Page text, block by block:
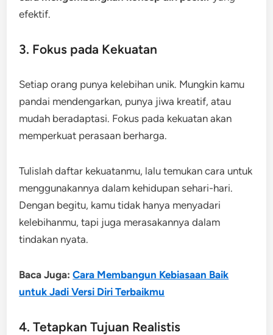
efektif.
3. Fokus pada Kekuatan
Setiap orang punya kelebihan unik. Mungkin kamu
pandai mendengarkan, punya jiwa kreatif, atau
mudah beradaptasi. Fokus pada kekuatan akan
memperkuat perasaan berharga.
Tulislah daftar kekuatanmu, lalu temukan cara untuk
menggunakannya dalam kehidupan sehari-hari.
Dengan begitu, kamu tidak hanya menyadari
kelebihanmu, tapi juga merasakannya dalam
tindakan nyata.
Baca Juga:Cara Membangun Kebiasaan Baik
untuk Jadi Versi Diri Terbaikmu
4. Tetapkan Tujuan Realistis